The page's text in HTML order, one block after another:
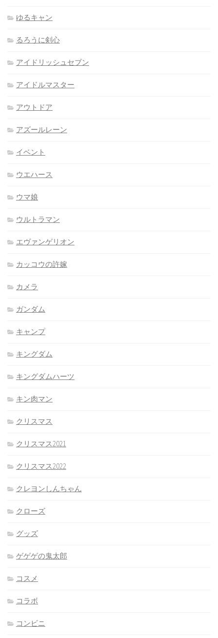
ゆるキャン
るろうに剣心
アイドリッシュセブン
アイドルマスター
アウトドア
アズールレーン
イベント
ウエハース
ウマ娘
ウルトラマン
エヴァンゲリオン
カッコウの許嫁
カメラ
ガンダム
キャンプ
キングダム
キングダムハーツ
キン肉マン
クリスマス
クリスマス2021
クリスマス2022
クレヨンしんちゃん
クローズ
グッズ
ゲゲゲの鬼太郎
コスメ
コラボ
コンビニ